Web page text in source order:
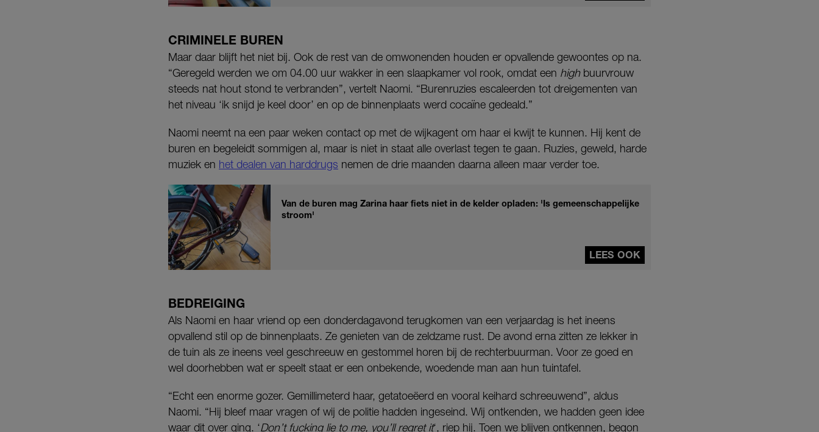
CRIMINELE BUREN
Maar daar blijft het niet bij. Ook de rest van de omwonenden houden er opvallende gewoontes op na.
“Geregeld werden we om 04.00 uur wakker in een slaapkamer vol rook, omdat een highbuurvrouw
steeds nat hout stond te verbranden”, vertelt Naomi. “Burenruzies escaleerden tot dreigementen van
het niveau ‘ik snijd je keel door’ en op de binnenplaats werd cocaïne gedeald.”
Naomi neemt na een paar weken contact op met de wijkagent om haar ei kwijt te kunnen. Hij kent de
buren en begeleidt sommigen al, maar is niet in staat alle overlast tegen te gaan. Ruzies, geweld, harde
muziek en het dealen van harddrugs nemen de drie maanden daarna alleen maar verder toe.
Van de buren mag Zarina haar fiets niet in de kelder opladen: 'Is gemeenschappelijke
stroom'
LEES OOK
BEDREIGING
Als Naomi en haar vriend op een donderdagavond terugkomen van een verjaardag is het ineens
opvallend stil op de binnenplaats. Ze genieten van de zeldzame rust. De avond erna zitten ze lekker in
de tuin als ze ineens veel geschreeuw en gestommel horen bij de rechterbuurman. Voor ze goed en
wel doorhebben wat er speelt staat er een onbekende, woedende man aan hun tuintafel.
“Echt een enorme gozer. Gemillimeterd haar, getatoeëerd en vooral keihard schreeuwend”, aldus
Naomi. “Hij bleef maar vragen of wij de politie hadden ingeseind. Wij ontkenden, we hadden geen idee
waar dit over ging. ‘Don’t fucking lie to me, you’ll regret it‘, riep hij. Toen we blijven ontkennen, begon